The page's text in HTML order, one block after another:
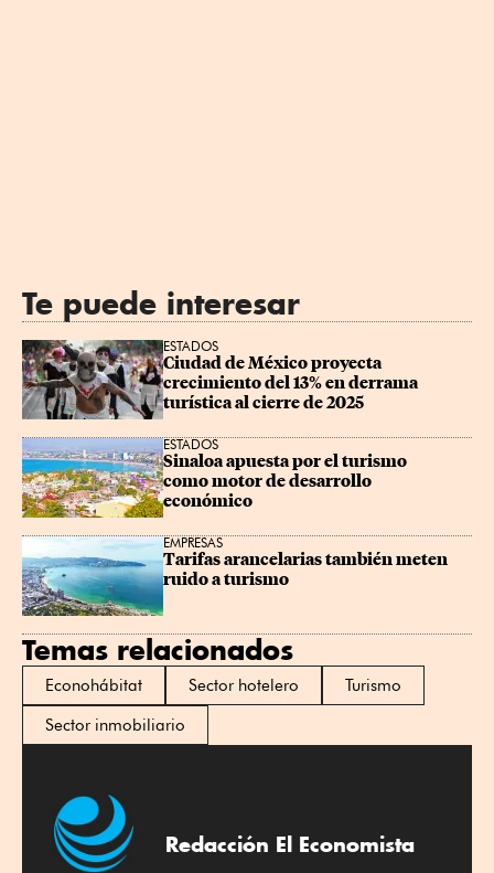
Te puede interesar
ESTADOS
Ciudad de México proyecta
crecimiento del 13% en derrama
turística al cierre de 2025
ESTADOS
Sinaloa apuesta por el turismo
como motor de desarrollo
económico
EMPRESAS
Tarifas arancelarias también meten
ruido a turismo
Temas relacionados
Econohábitat Sector hotelero
Turismo
Sector inmobiliario
Redacción El Economista